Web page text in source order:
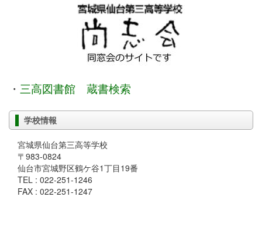
・ 三高図書館 蔵書検索
学校情報
宮城県仙台第三高等学校
〒983-0824
仙台市宮城野区鶴ケ谷1丁目19番
TEL : 022-251-1246
FAX : 022-251-1247